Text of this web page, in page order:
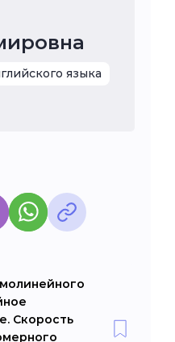
языка
Скорость